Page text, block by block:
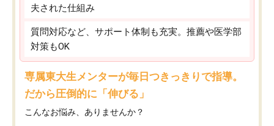
夫された仕組み
質問対応など、サポート体制も充実。推薦や医学部
対策もOK
専属東大生メンターが毎日つきっきりで指導。
だから圧倒的に「伸びる」
こんなお悩み、ありませんか？